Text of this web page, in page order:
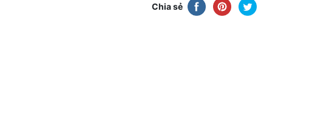
Chia sẻ